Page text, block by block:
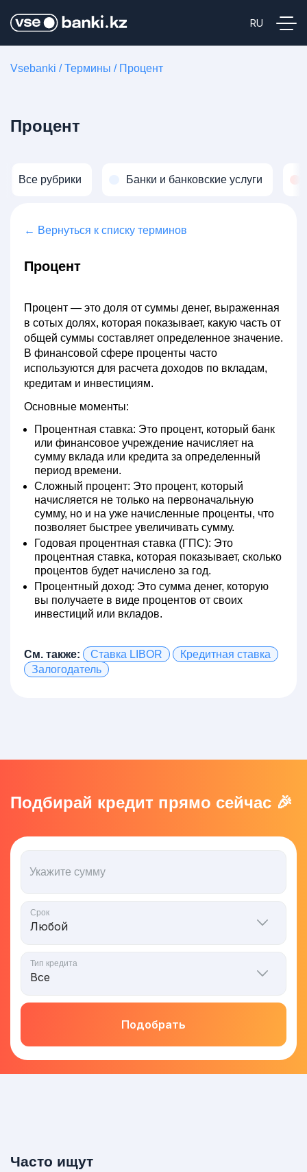
Vsebanki /Термины / Процент
Процент
Все рубрики Банки и банковские услуги
← Вернуться к списку терминов
Процент
Процент — это доля от суммы денег, выраженная
в сотых долях, которая показывает, какую часть от
общей суммы составляет определенное значение.
В финансовой сфере проценты часто
используются для расчета доходов по вкладам,
кредитам и инвестициям.
Основные моменты:
Процентная ставка: Это процент, который банк
или финансовое учреждение начисляет на
сумму вклада или кредита за определенный
период времени.
Сложный процент: Это процент, который
начисляется не только на первоначальную
сумму, но и на уже начисленные проценты, что
позволяет быстрее увеличивать сумму.
Годовая процентная ставка (ГПС): Это
процентная ставка, которая показывает, сколько
процентов будет начислено за год.
Процентный доход: Это сумма денег, которую
вы получаете в виде процентов от своих
инвестиций или вкладов.
См. также: Ставка LIBOR
Кредитная ставка
Залогодатель
Подбирай кредит прямо сейчас 🎉
Укажите сумму
Срок
Тип кредита
Подобрать
Часто ищут